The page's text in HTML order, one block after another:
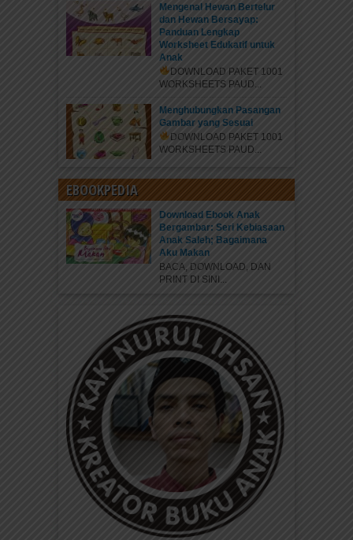
Mengenal Hewan Bertelur
dan Hewan Bersayap:
Panduan Lengkap
Worksheet Edukatif untuk
Anak
DOWNLOAD PAKET 1001
WORKSHEETS PAUD...
Menghubungkan Pasangan
Gambar yang Sesuai
DOWNLOAD PAKET 1001
WORKSHEETS PAUD...
EBOOKPEDIA
Download Ebook Anak
Bergambar: Seri Kebiasaan
Anak Saleh; Bagaimana
Aku Makan
BACA, DOWNLOAD, DAN
PRINT DI SINI...